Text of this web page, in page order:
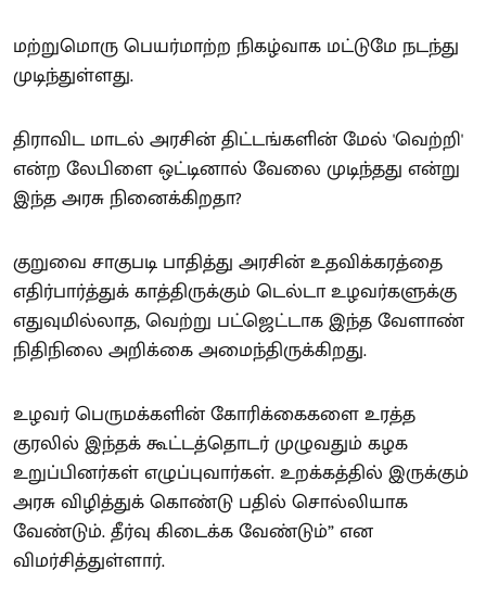
மற்றுமொரு பெயர்மாற்ற நிகழ்வாக மட்டுமே நடந்து
முடிந்துள்ளது.
திராவிட மாடல் அரசின் திட்டங்களின் மேல் 'வெற்றி'
என்ற லேபிளை ஒட்டினால் வேலை முடிந்தது என்று
இந்த அரசு நினைக்கிறதா?
குறுவை சாகுபடி பாதித்து அரசின் உதவிக்கரத்தை
எதிர்பார்த்துக் காத்திருக்கும் டெல்டா உழவர்களுக்கு
எதுவுமில்லாத, வெற்று பட்ஜெட்டாக இந்த வேளாண்
நிதிநிலை அறிக்கை அமைந்திருக்கிறது.
உழவர் பெருமக்களின் கோரிக்கைகளை உரத்த
குரலில் இந்தக் கூட்டத்தொடர் முழுவதும் கழக
உறுப்பினர்கள் எழுப்புவார்கள். உறக்கத்தில் இருக்கும்
அரசு விழித்துக் கொண்டு பதில் சொல்லியாக
வேண்டும். தீர்வு கிடைக்க வேண்டும்” என
விமர்சித்துள்ளார்.